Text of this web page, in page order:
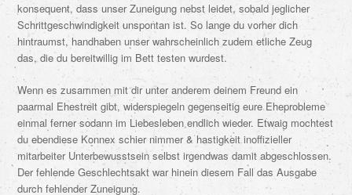
konsequent, dass unser Zuneigung nebst leidet, sobald jeglicher
Schrittgeschwindigkeit unspontan ist. So lange du vorher dich
hintraumst, handhaben unser wahrscheinlich zudem etliche Zeug
das, die du bereitwillig im Bett testen wurdest.
Wenn es zusammen mit dir unter anderem deinem Freund ein
paarmal Ehestreit gibt, widerspiegeln gegenseitig eure Eheprobleme
einmal ferner sodann im Liebesleben endlich wieder. Etwaig mochtest
du ebendiese Konnex schier nimmer & hastigkeit inoffizieller
mitarbeiter Unterbewusstsein selbst irgendwas damit abgeschlossen.
Der fehlende Geschlechtsakt war hinein diesem Fall das Ausgabe
durch fehlender Zuneigung.